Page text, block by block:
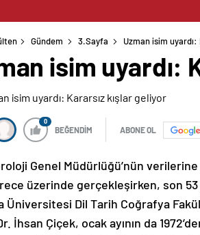
Gündem 3.Sayfa Uzman isim
isim uyardı:
0
BEĞENDİM ABONE OL
Genel Müdürlüğü’nün
üzerinde gerçekleşirken, son 53
Üniversitesi Dil Tarih Coğrafya
İhsan Çiçek, ocak ayının da